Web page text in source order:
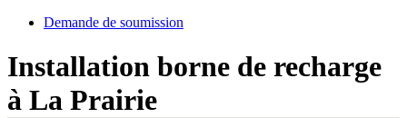
Demande de soumission
Installation borne de recharge
à La Prairie